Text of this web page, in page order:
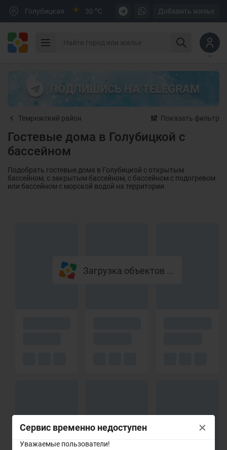
Сервис временно недоступен
Уважаемые пользователи!
×
Голубицкая 30 oC Добавить жилье
ПОДПИШИСЬ НА TELEGRAM
Темрюкский район Показать фильтр
Гостевые дома в Голубицкой с
бассейном
Подобрать гостевые дома в Голубицкой с открытым
бассейном, с закрытым бассейном, с бассейном с подогревом
или бассейном с морской водой на территории
Загрузка объектов ...